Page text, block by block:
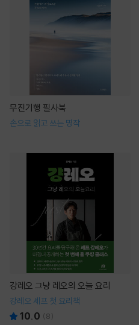
무진기행 필사북
손으로 읽고 쓰는 명작
걍레오 그냥 레오의 오늘 요리
강레오 셰프 첫 요리책
10.0 (8)